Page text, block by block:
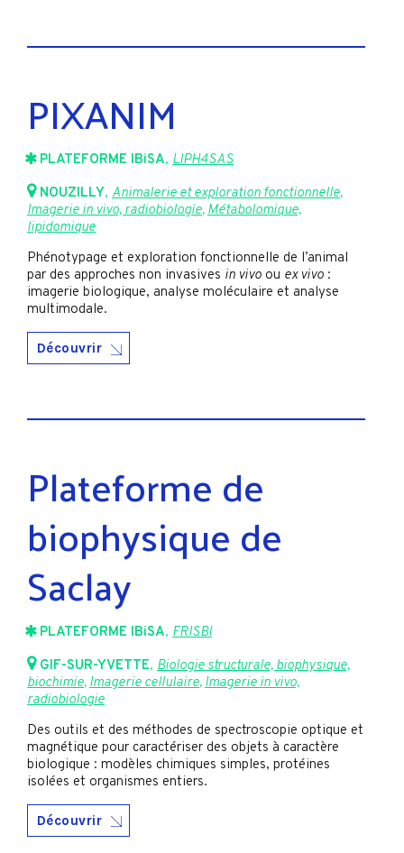
PIXANIM
PLATEFORME IBiSA, LIPH4SAS
NOUZILLY, Animalerie et exploration fonctionnelle,
Imagerie in vivo, radiobiologie,Métabolomique,
lipidomique
Phénotypage et exploration fonctionnelle de l’animal
par des approches non invasives in vivo ou ex vivo :
imagerie biologique, analyse moléculaire et analyse
multimodale.
Découvrir
Plateforme de
biophysique de
Saclay
PLATEFORME IBiSA, FRISBI
GIF-SUR-YVETTE, Biologie structurale, biophysique,
biochimie, Imagerie cellulaire, Imagerie in vivo,
radiobiologie
Des outils et des méthodes de spectroscopie optique et
magnétique pour caractériser des objets à caractère
biologique : modèles chimiques simples, protéines
isolées et organismes entiers.
Découvrir